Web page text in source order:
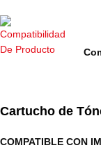
Cartucho de
COMPATIBLE CON